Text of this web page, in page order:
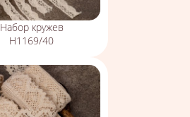
Набор кружев
Н1169/40